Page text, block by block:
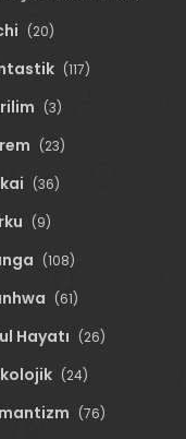
(20)
(117)
(3)
(23)
(36)
(9)
(108)
(61)
Hayatı (26)
(24)
(76)